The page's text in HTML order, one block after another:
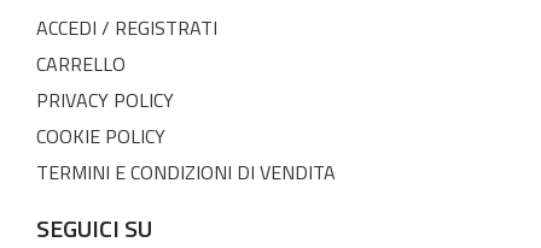
ACCEDI / REGISTRATI
CARRELLO
PRIVACY POLICY
COOKIE POLICY
TERMINI E CONDIZIONI DI VENDITA
SEGUICI SU